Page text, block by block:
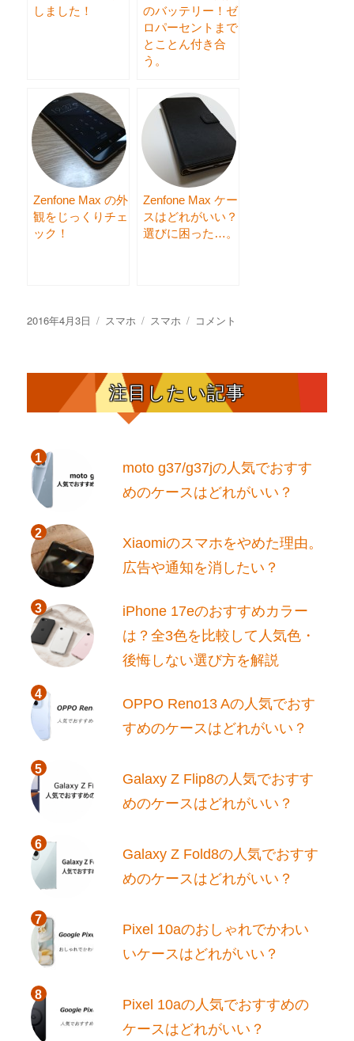
しました！
のバッテリー！ゼ
ロパーセントまで
とことん付き合
う。
Zenfone Max の外
観をじっくりチェ
ック！
Zenfone Max ケー
スはどれがいい？
選びに困った…。
投
2016年4月3日
カ
リ
ー
スマホ
タ
スマホ
い
ろ
比
較
Max
購
入
に
コメント
注目したい記事
moto g37/g37jの人気でおすす
めのケースはどれがいい？
Xiaomiのスマホをやめた理由。
広告や通知を消したい？
iPhone 17eのおすすめカラー
は？全3色を比較して人気色・
後悔しない選び方を解説
OPPO Reno13 Aの人気でおす
すめのケースはどれがいい？
Galaxy Z Flip8の人気でおすす
めのケースはどれがいい？
Galaxy Z Fold8の人気でおすす
めのケースはどれがいい？
Pixel 10aのおしゃれでかわい
いケースはどれがいい？
Pixel 10aの人気でおすすめの
ケースはどれがいい？